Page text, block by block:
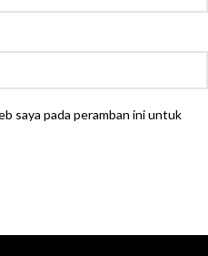
saya pada peramban ini untuk